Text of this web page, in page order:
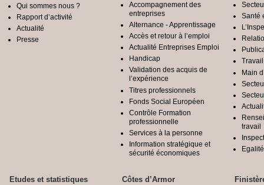
Qui sommes nous ?
Rapport d’activité
Actualité
Presse
Accompagnement des
entreprises
Alternance - Apprentissage
Accès et retour à l’emploi
Actualité Entreprises Emploi
Handicap
Validation des acquis de
l’expérience
Titres professionnels
Fonds Social Européen
Contrôle Formation
professionnelle
Services à la personne
Information stratégique et
sécurité économiques
Santé
Main
travail
Etudes et statistiques Côtes d’Armor